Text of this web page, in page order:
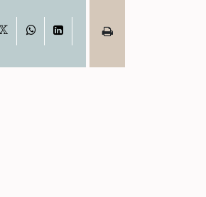
WhatsAppLinkedIn